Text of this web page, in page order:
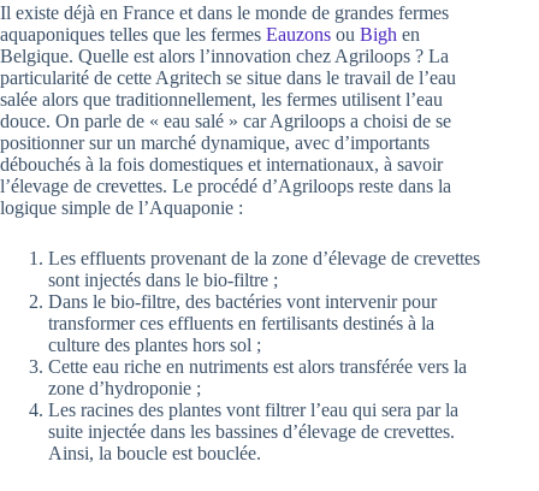
Il existe déjà en France et dans le monde de grandes fermes
aquaponiques telles que les fermes Eauzons ou Bigh en
Belgique. Quelle est alors l’innovation chez Agriloops ? La
particularité de cette Agritech se situe dans le travail de l’eau
salée alors que traditionnellement, les fermes utilisent l’eau
douce. On parle de « eau salé » car Agriloops a choisi de se
positionner sur un marché dynamique, avec d’importants
débouchés à la fois domestiques et internationaux, à savoir
l’élevage de crevettes. Le procédé d’Agriloops reste dans la
logique simple de l’Aquaponie :
Les effluents provenant de la zone d’élevage de crevettes
sont injectés dans le bio-filtre ;
Dans le bio-filtre, des bactéries vont intervenir pour
transformer ces effluents en fertilisants destinés à la
culture des plantes hors sol ;
Cette eau riche en nutriments est alors transférée vers la
zone d’hydroponie ;
Les racines des plantes vont filtrer l’eau qui sera par la
suite injectée dans les bassines d’élevage de crevettes.
Ainsi, la boucle est bouclée.